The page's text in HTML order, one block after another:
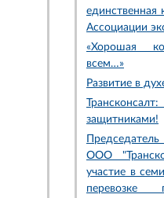
единственная
Ассоциации
«Хорошая
всем…»
Развитие в
защитниками!
ООО
участие в